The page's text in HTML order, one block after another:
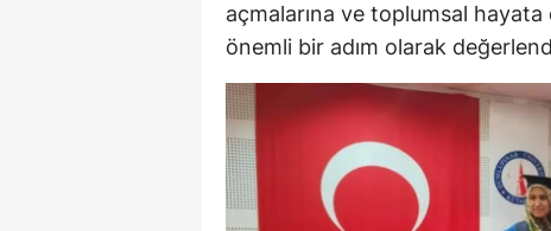
Kilis
açmalarına ve toplumsal hayata
önemli bir adım olarak